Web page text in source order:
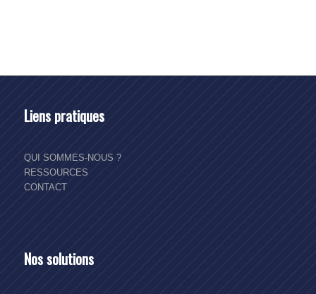
Liens pratiques
QUI SOMMES-NOUS ?
RESSOURCES
CONTACT
Nos solutions